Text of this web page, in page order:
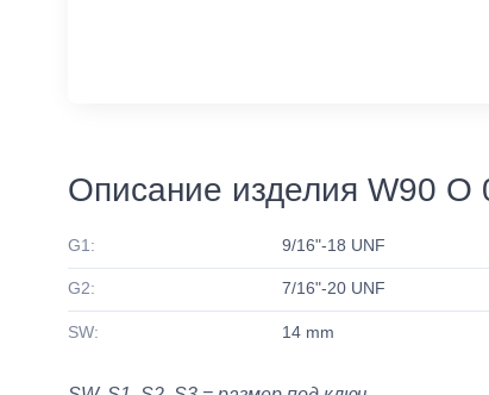
Описание изделия W90 O
G1: 9/16"-18 UNF
G2: 7/16"-20 UNF
SW: 14 mm